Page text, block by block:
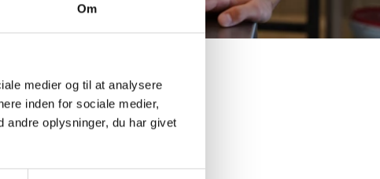
Om
medier og til at analysere
inden for sociale medier,
andre oplysninger, du har givet
både på skolen og ude i